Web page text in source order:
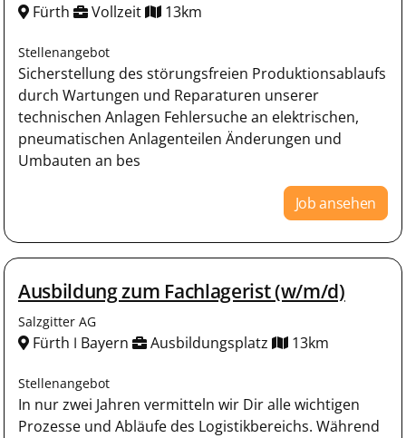
Fürth Vollzeit 13km
Stellenangebot
Sicherstellung des störungsfreien Produktionsablaufs
durch Wartungen und Reparaturen unserer
technischen Anlagen Fehlersuche an elektrischen,
pneumatischen Anlagenteilen Änderungen und
Umbauten an bes
Job ansehen
Ausbildung zum Fachlagerist (w/m/d)
Salzgitter AG
Fürth ǀ Bayern Ausbildungsplatz 13km
Stellenangebot
In nur zwei Jahren vermitteln wir Dir alle wichtigen
Prozesse und Abläufe des Logistikbereichs. Während